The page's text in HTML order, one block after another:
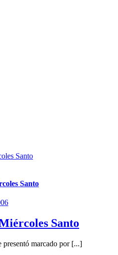
Santo
Santo
Santo
presentó marcado por [...]